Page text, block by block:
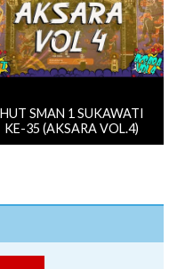
HUT SMAN 1 SUKAWATI
KE-35 (AKSARA VOL.4)